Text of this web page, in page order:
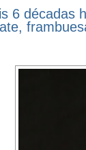
6 décadas